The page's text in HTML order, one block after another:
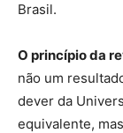
Brasil.
O princípio da
não um
dever da
equivalente,